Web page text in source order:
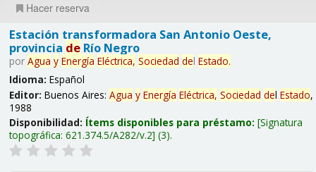
Hacer reserva
Estación transformadora San Antonio Oeste,
provincia deRío Negro
por Agua y Energía Eléctrica, Sociedad del Estado.
Idioma: Español
Editor: Buenos Aires: Agua y Energía Eléctrica, Sociedad del Estado,
1988
Disponibilidad: Ítems disponibles para préstamo: Signatura
topográfica: 621.374.5/A282/v.2 (3).